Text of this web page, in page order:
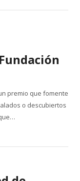
premio que fomente
o descubiertos